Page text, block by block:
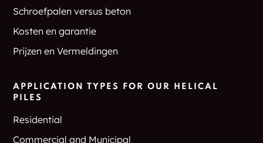
Schroefpalen versus beton
Kosten en garantie
Prijzen en Vermeldingen
APPLICATION TYPES FOR OUR HELICAL
PILES
Residential
Commercial and Municipal